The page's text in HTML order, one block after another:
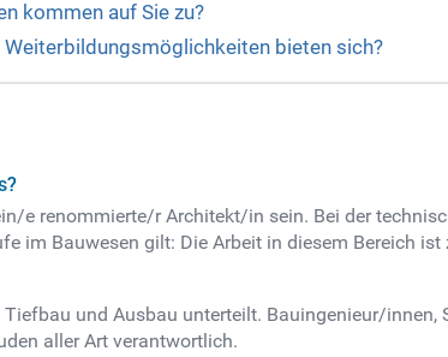
kommen auf Sie zu?
bieten sich?
e renommierte/r Architekt/in sein. Bei der
im Bauwesen gilt: Die Arbeit in diesem Bereich
und Ausbau unterteilt. Bauingenieur/
aller Art verantwortlich.